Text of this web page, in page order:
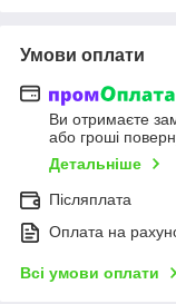
Умови оплати
Ви отримаєте
або гроші
Детальніше
Післяплата
Оплата на
Всі умови оплати